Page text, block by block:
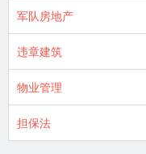
军队房地产
违章建筑
物业管理
担保法